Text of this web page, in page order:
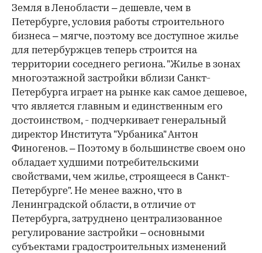
Земля в Ленобласти – дешевле, чем в
Петербурге, условия работы строительного
бизнеса – мягче, поэтому все доступное жилье
для петербуржцев теперь строится на
территории соседнего региона. "Жилье в зонах
многоэтажной застройки вблизи Санкт-
Петербурга играет на рынке как самое дешевое,
что является главным и единственным его
достоинством, - подчеркивает генеральный
директор Института "Урбаника" Антон
Финогенов. – Поэтому в большинстве своем оно
обладает худшими потребительскими
свойствами, чем жилье, строящееся в Санкт-
Петербурге". Не менее важно, что в
Ленинградской области, в отличие от
Петербурга, затруднено централизованное
регулирование застройки – основными
субъектами градостроительных изменений